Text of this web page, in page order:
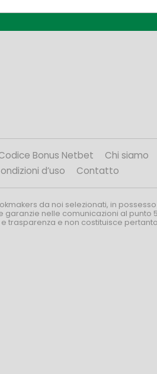
Bonus Netbet Chi siamo
d’uso Contatto
da noi selezionati, in
nelle comunicazioni al punto
trasparenza e non costituisce